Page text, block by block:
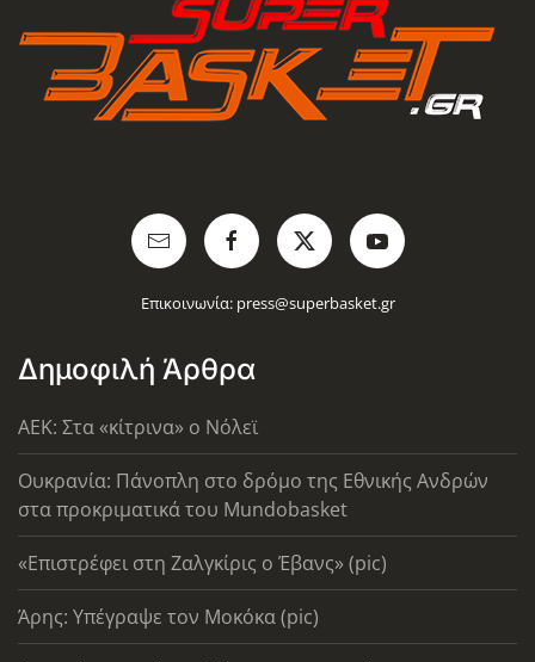
Επικοινωνία: press@superbasket.gr
Δημοφιλή Άρθρα
AEK: Στα «κίτρινα» ο Νόλεϊ
Ουκρανία: Πάνοπλη στο δρόμο της Εθνικής Ανδρών
στα προκριματικά του Mundobasket
«Επιστρέφει στη Ζαλγκίρις ο Έβανς» (pic)
Άρης: Υπέγραψε τον Μοκόκα (pic)